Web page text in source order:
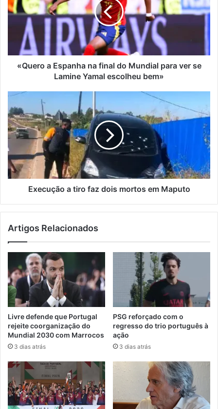
na
final
Mundial
ver
escolheu
bem»
«Quero a Espanha na final do Mundial para ver se
Lamine Yamal escolheu bem»
Execução
tiro
faz
dois
mortos
em
Maputo
Execução a tiro faz dois mortos em Maputo
Artigos Relacionados
Livre defende que Portugal
rejeite coorganização do
Mundial 2030 com Marrocos
3 dias atrás
PSG reforçado com o
regresso do trio português à
ação
3 dias atrás